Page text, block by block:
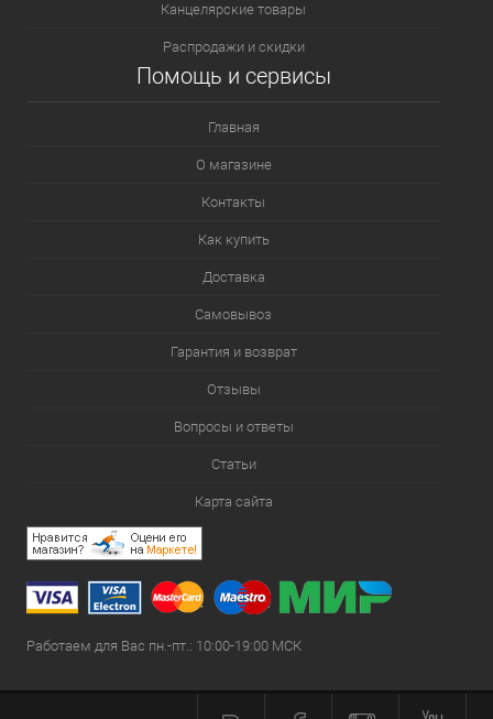
Канцелярские товары
Распродажи и скидки
Помощь и сервисы
Главная
О магазине
Контакты
Как купить
Доставка
Самовывоз
Гарантия и возврат
Отзывы
Вопросы и ответы
Статьи
Карта сайта
Работаем для Вас пн.-пт.: 10:00-19:00 МСК